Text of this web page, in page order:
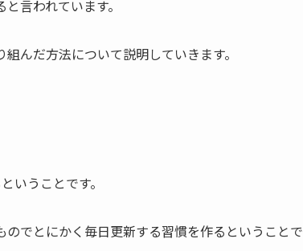
言われています。
んだ方法について説明していきます。
いうことです。
でとにかく毎日更新する習慣を作るということで